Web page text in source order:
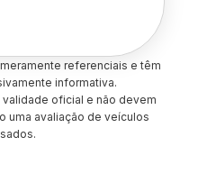
referenciais e têm
informativa.
oficial e não devem
uma avaliação de veículos